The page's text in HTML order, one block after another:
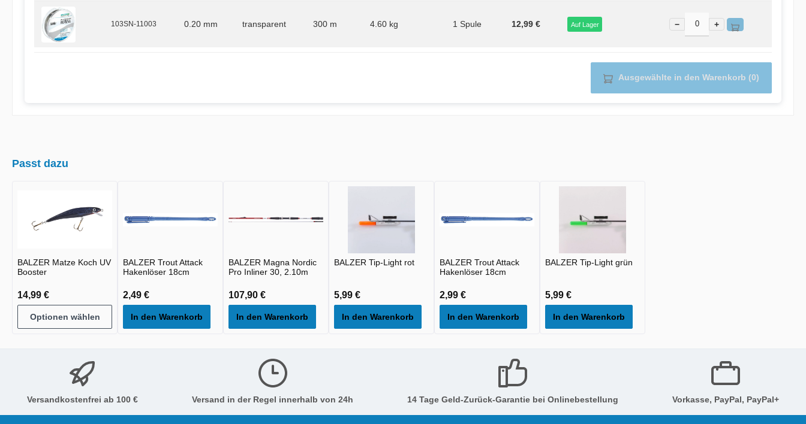
103SN-11003 0.20 mm transparent 300 m 4.60 kg 1 Spule 12,99 € Auf Lager − +
Ausgewählte in den Warenkorb (0)
Passt dazu
BALZER Matze Koch UV
Booster
14,99 €
Optionen wählen
BALZER Trout Attack
Hakenlöser 18cm
2,49 €
In den Warenkorb
BALZER Magna Nordic
Pro Inliner 30, 2.10m
107,90 €
In den Warenkorb
BALZER Tip-Light rot
5,99 €
In den Warenkorb
BALZER Trout Attack
Hakenlöser 18cm
2,99 €
In den Warenkorb
BALZER Tip-Light grün
5,99 €
In den Warenkorb
Versandkostenfrei ab 100 € Versand in der Regel innerhalb von 24h 14 Tage Geld-Zurück-Garantie bei Onlinebestellung Vorkasse, PayPal, PayPal+